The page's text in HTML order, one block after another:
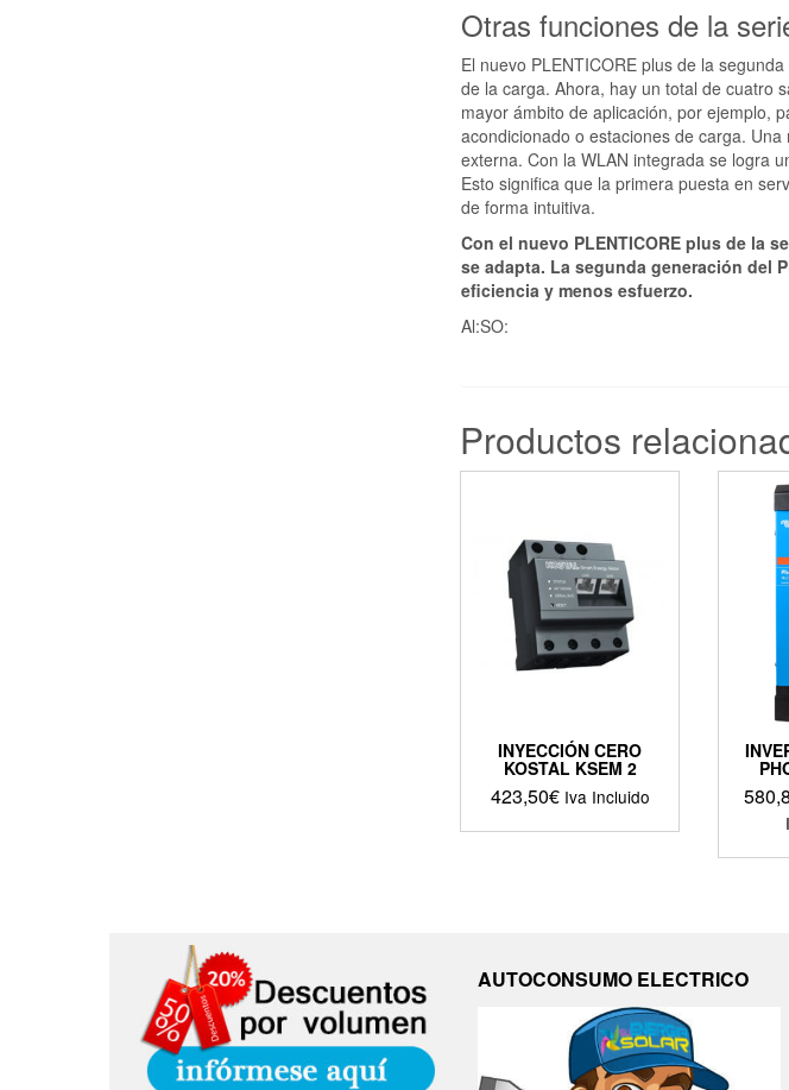
Otras funciones de la
El nuevo PLENTICORE plus de la
de la carga. Ahora, hay un total de cuatro
mayor ámbito de aplicación, por ejemplo,
acondicionado o estaciones de carga.
externa. Con la WLAN integrada se logra
Esto significa que la primera puesta en
de forma intuitiva.
Con el nuevo PLENTICORE plus de la
se adapta. La segunda generación del
eficiencia y menos esfuerzo.
Al:SO:
Productos
INYECCIÓN CERO
KOSTAL KSEM 2
423,50€ Iva Incluido
AUTOCONSUMO ELECTRICO